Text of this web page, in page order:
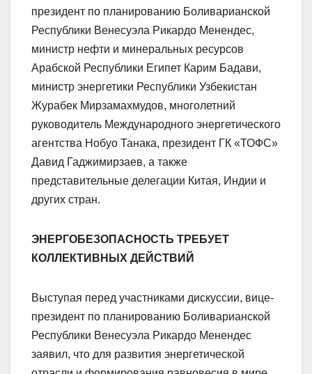
президент по планированию Боливарианской
Республики Венесуэла Рикардо Менендес,
министр нефти и минеральных ресурсов
Арабской Республики Египет Карим Бадави,
министр энергетики Республики Узбекистан
Журабек Мирзамахмудов, многолетний
руководитель Международного энергетического
агентства Нобуо Танака, президент ГК «ТОФС»
Давид Гаджимирзаев, а также
представительные делегации Китая, Индии и
других стран.
ЭНЕРГОБЕЗОПАСНОСТЬ ТРЕБУЕТ
КОЛЛЕКТИВНЫХ ДЕЙСТВИЙ
Выступая перед участниками дискуссии, вице-
президент по планированию Боливарианской
Республики Венесуэла Рикардо Менендес
заявил, что для развития энергетической